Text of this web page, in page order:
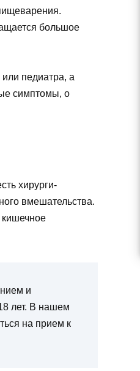
большое
педиатра, а
симптомы, о
хирурги-
вмешательства.
кишечное
и
лет. В нашем
на прием к